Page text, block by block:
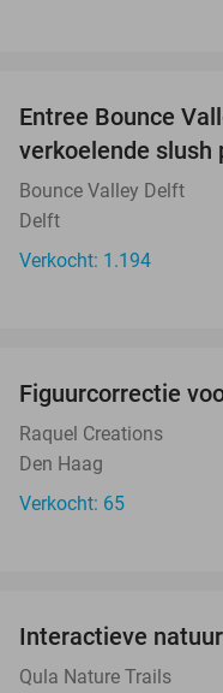
Entree Bounce
verkoelende slush
Bounce Valley Delft
Delft
Verkocht: 1.194
Figuurcorrectie
Raquel Creations
Den Haag
Verkocht: 65
Interactieve
Qula Nature Trails